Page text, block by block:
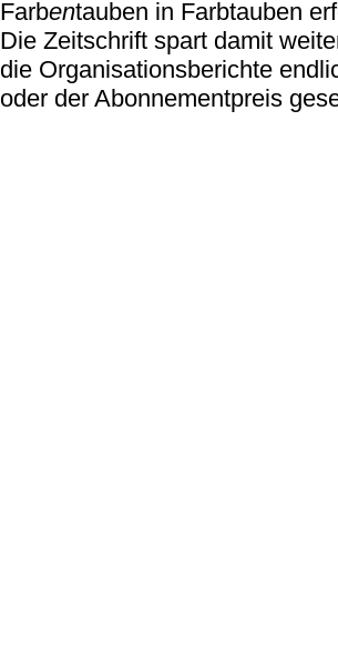
Farbentauben in Farbtauben
Die Zeitschrift spart damit
die Organisationsberichte
oder der Abonnementpreis